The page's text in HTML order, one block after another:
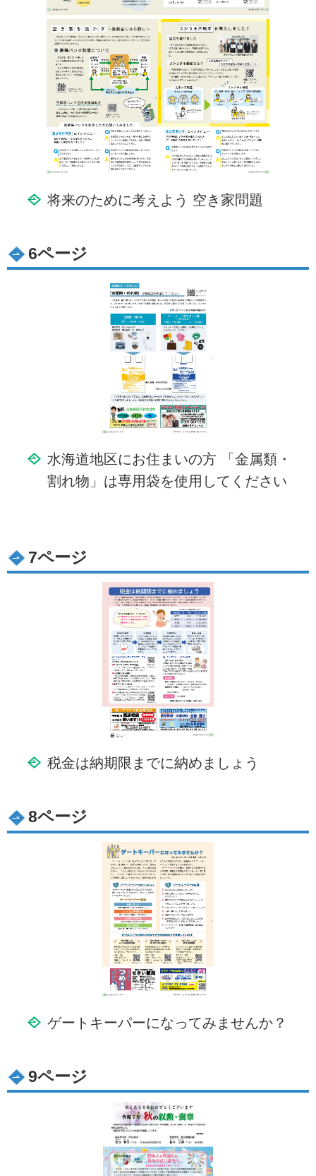
将来のために考えよう 空き家問題
6ページ
水海道地区にお住まいの方 「金属類・
割れ物」は専用袋を使用してください
7ページ
税金は納期限までに納めましょう
8ページ
ゲートキーパーになってみませんか？
9ページ